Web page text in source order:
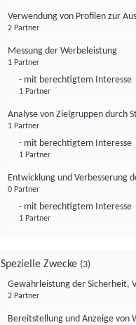
Verwendung von Profilen zur
2 Partner
Messung der Werbeleistung
1 Partner
- mit berechtigtem Interesse
1 Partner
Analyse von Zielgruppen durch
1 Partner
- mit berechtigtem Interesse
1 Partner
Entwicklung und Verbesserung
0 Partner
- mit berechtigtem Interesse
1 Partner
Spezielle Zwecke (3)
Gewährleistung der Sicherheit,
2 Partner
Bereitstellung und Anzeige von